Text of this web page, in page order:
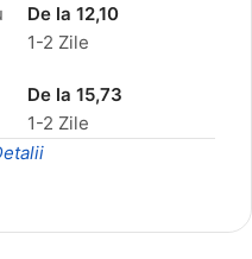
1-2 Zile
De la 12,10
1-2 Zile
De la 15,73